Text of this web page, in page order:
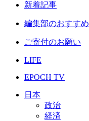
新着記事
編集部のおすすめ
ご寄付のお願い
LIFE
EPOCH TV
日本
政治
経済